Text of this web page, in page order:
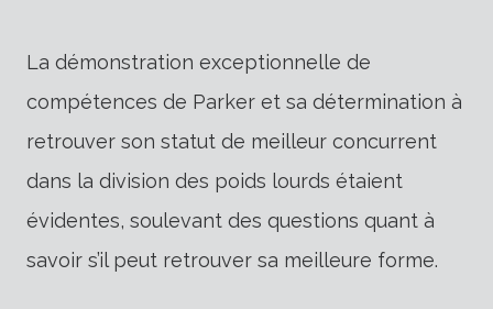
La démonstration exceptionnelle de
compétences de Parker et sa détermination à
retrouver son statut de meilleur concurrent
dans la division des poids lourds étaient
évidentes, soulevant des questions quant à
savoir s’il peut retrouver sa meilleure forme.